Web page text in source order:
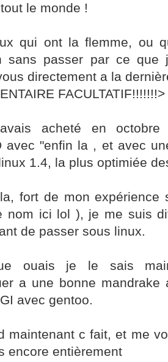
le monde !
qui ont la flemme, ou
sans passer par ce que
directement a la
FACULTATIF!!!!!!!>
acheté en
avec "enfin la , et avec
1.4, la plus optimiée
fort de mon expérience
nom ici lol ), je me suis
de passer sous linux.
ouais je le sais
a une bonne mandrake
avec gentoo.
maintenant c fait, et me
encore entièrement